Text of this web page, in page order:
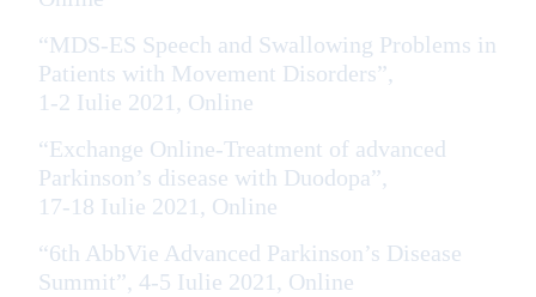
“MDS-ES Speech and Swallowing Problems in
Patients with Movement Disorders”,
1-2 Iulie 2021, Online
“Exchange Online-Treatment of advanced
Parkinson’s disease with Duodopa”,
17-18 Iulie 2021, Online
“6th AbbVie Advanced Parkinson’s Disease
Summit”, 4-5 Iulie 2021, Online